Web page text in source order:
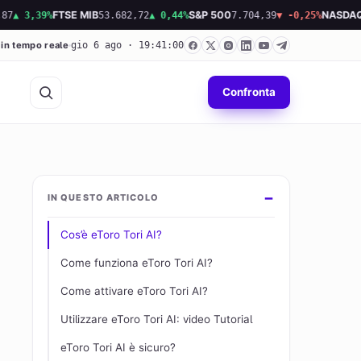
FTSE MIB53.682,72▲ 0,44% S&P 5007.704,39▼ -0,25%NASDAQ
tempo reale gio 6 ago · 19:41:01
Confronta
IN QUESTO ARTICOLO
Cos’è eToro Tori AI?
Come funziona eToro Tori AI?
Come attivare eToro Tori AI?
Utilizzare eToro Tori AI: video Tutorial
eToro Tori AI è sicuro?